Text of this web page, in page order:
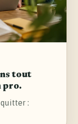
tout
pro.
: